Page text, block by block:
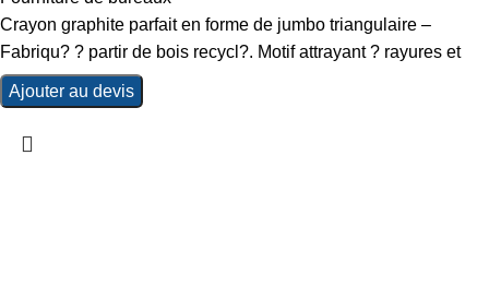
Crayon graphite parfait en forme de jumbo triangulaire –
Fabriqu? ? partir de bois recycl?. Motif attrayant ? rayures et
Ajouter au devis